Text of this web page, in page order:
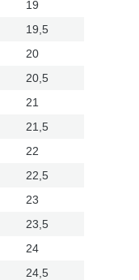
19
19,5
20
20,5
21
21,5
22
22,5
23
23,5
24
24,5